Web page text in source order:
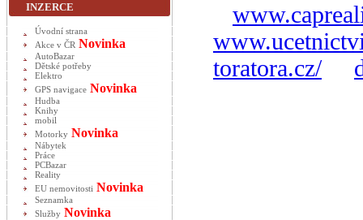
toratora.cz/
INZERCE
Úvodní strana
Akce v ČR Novinka
AutoBazar
Dětské potřeby
Elektro
GPS navigace Novinka
Hudba
Knihy
mobil
Motorky Novinka
Nábytek
Práce
PCBazar
Reality
EU nemovitosti Novinka
Seznamka
Služby Novinka